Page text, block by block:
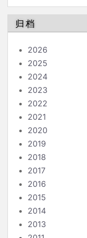
归档
2026
2025
2024
2023
2022
2021
2020
2019
2018
2017
2016
2015
2014
2013